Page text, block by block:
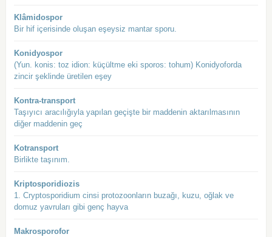
Klâmidospor
Bir hif içerisinde oluşan eşeysiz mantar sporu.
Konidyospor
(Yun. konis: toz idion: küçültme eki sporos: tohum) Konidyoforda
zincir şeklinde üretilen eşey
Kontra-transport
Taşıyıcı aracılığıyla yapılan geçişte bir maddenin aktarılmasının
diğer maddenin geç
Kotransport
Birlikte taşınım.
Kriptosporidiozis
1. Cryptosporidium cinsi protozoonların buzağı, kuzu, oğlak ve
domuz yavruları gibi genç hayva
Makrosporofor